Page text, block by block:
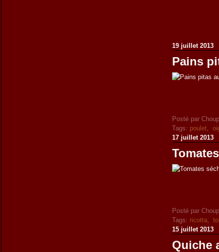
19 juillet 2013
Pains
Posté par
Tags: poulet,
17 juillet 2013
Posté par
Tags: ricotta,
15 juillet 2013
Quiche